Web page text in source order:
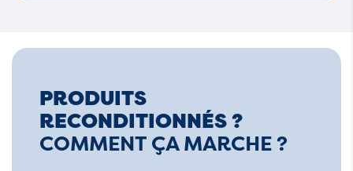
PRODUITS
RECONDITIONNÉS ?
COMMENT ÇA MARCHE ?